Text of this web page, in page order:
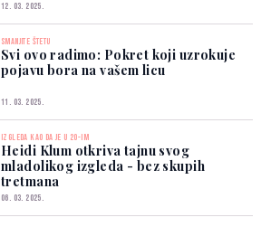
12. 03. 2025.
SMANJITE ŠTETU
Svi ovo radimo: Pokret koji uzrokuje
pojavu bora na vašem licu
11. 03. 2025.
IZGLEDA KAO DA JE U 20-IM
Heidi Klum otkriva tajnu svog
mladolikog izgleda - bez skupih
tretmana
06. 03. 2025.